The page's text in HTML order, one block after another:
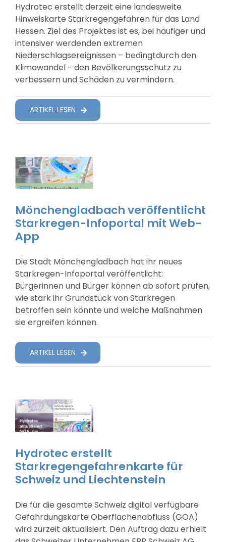
Hydrotec erstellt derzeit eine landesweite
Hinweiskarte Starkregengefahren für das Land
Hessen. Ziel des Projektes ist es, bei häufiger und
intensiver werdenden extremen
Niederschlagsereignissen – bedingtdurch den
Klimawandel - den Bevölkerungsschutz zu
verbessern und Schäden zu vermindern.
ARTIKEL LESEN
Mönchengladbach veröffentlicht
Starkregen-Infoportal mit Web-
App
Die Stadt Mönchengladbach hat ihr neues
Starkregen-Infoportal veröffentlicht:
Bürgerinnen und Bürger können ab sofort prüfen,
wie stark ihr Grundstück von Starkregen
betroffen sein könnte und welche Maßnahmen
sie ergreifen können.
ARTIKEL LESEN
Hydrotec erstellt
Starkregengefahrenkarte für
Schweiz und Liechtenstein
Die für die gesamte Schweiz digital verfügbare
Gefährdungskarte Oberflächenabfluss (GOA)
wird zurzeit aktualisiert. Den Auftrag dazu erhielt